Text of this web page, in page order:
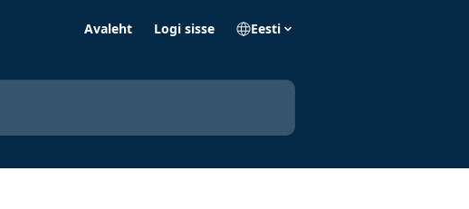
Avaleht Logi sisse Eesti